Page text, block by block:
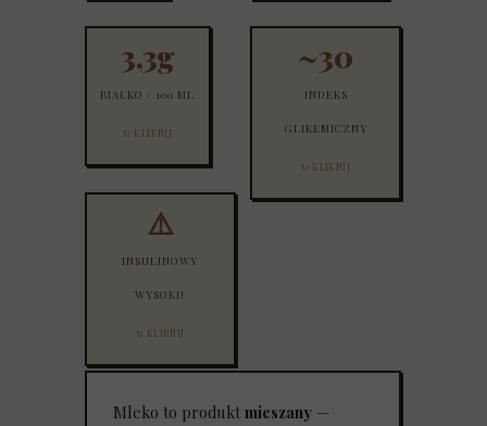
3,3g
BIAŁKO / 100 ML
↻ KLIKNIJ
Kazeina + serwatka
=
pełnowartościowe
. Problem: silnie
niezależnie od
~30
INDEKS
GLIKEMICZNY
↻ KLIKNIJ
IG wygląda
niewinnie.
To pułapka
jest
wysoki. IG ≠ II.
⚠️
INSULINOWY
WYSOKI!
↻ KLIKNIJ
Największy mit
mleka.
Niska glukoza +
hamowanie spalania
Podstępne.
Mleko to produktmieszany—